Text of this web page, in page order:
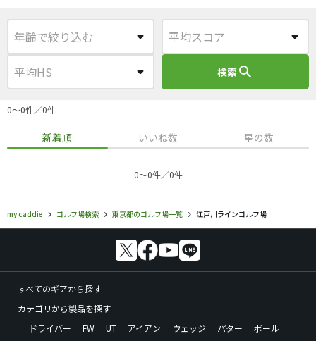
検索search
0〜0件／0件
新着順 いいね数 星の数
0〜0件／0件
my caddie ゴルフ場検索 東京都のゴルフ場一覧 江戸川ラインゴルフ場
すべてのギアから探す
カテゴリから製品を探す
ドライバー
FW UT アイアン ウェッジ パター
ボール